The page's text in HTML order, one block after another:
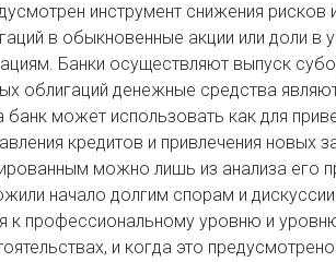
инструмент снижения рисков
в обыкновенные акции или доли в
Банки осуществляют выпуск
облигаций денежные средства
может использовать как для
кредитов и привлечения новых
можно лишь из анализа его
начало долгим спорам и
к профессиональному уровню и
и когда это